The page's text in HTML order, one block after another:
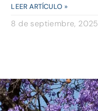
LEER ARTÍCULO »
8 de septiembre, 2025